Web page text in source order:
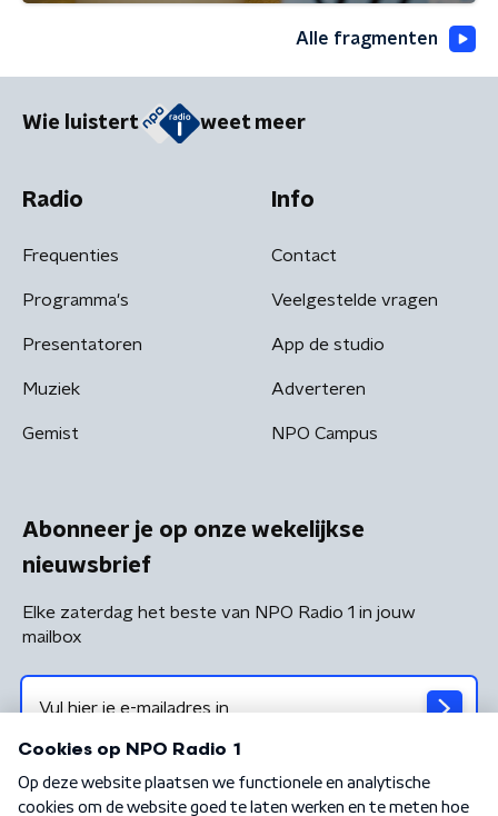
Alle fragmenten
Wie luistert weet meer
Radio
Frequenties
Programma's
Presentatoren
Muziek
Gemist
Info
Contact
Veelgestelde vragen
App de studio
Adverteren
NPO Campus
Abonneer je op onze wekelijkse
nieuwsbrief
Elke zaterdag het beste van NPO Radio 1 in jouw
mailbox